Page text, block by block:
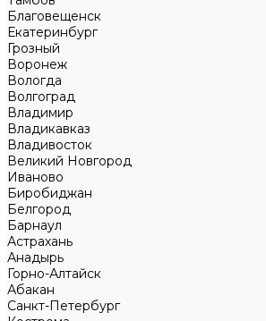
Благовещенск
Екатеринбург
Грозный
Воронеж
Вологда
Волгоград
Владимир
Владикавказ
Владивосток
Великий Новгород
Иваново
Биробиджан
Белгород
Барнаул
Астрахань
Анадырь
Горно-Алтайск
Абакан
Санкт-Петербург